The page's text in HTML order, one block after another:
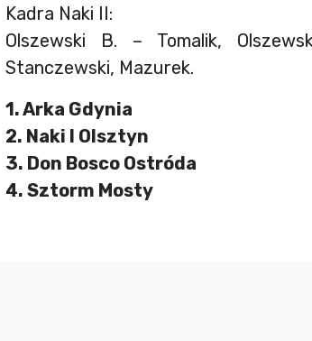
Kadra Naki II:
Olszewski B. – Tomalik,
Stanczewski, Mazurek.
1. Arka Gdynia
2. Naki I Olsztyn
3. Don Bosco Ostróda
4. Sztorm Mosty